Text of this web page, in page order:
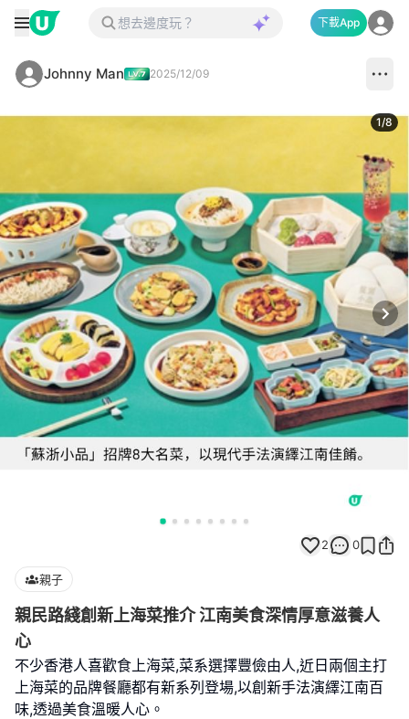
下載App
Johnny Man 2025/12/09
1/8
2 0
親子
親民路綫創新上海菜推介 江南美食深情厚意滋養人
心
不少香港人喜歡食上海菜,菜系選擇豐儉由人,近日兩個主打
上海菜的品牌餐廳都有新系列登場,以創新手法演繹江南百
味,透過美食溫暖人心。